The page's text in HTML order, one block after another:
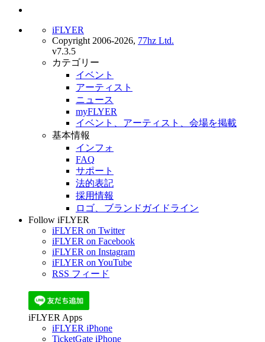
iFLYER
Copyright 2006-2026, 77hz Ltd.
v7.3.5
カテゴリー
イベント
アーティスト
ニュース
myFLYER
イベント、アーティスト、会場を掲載
基本情報
インフォ
FAQ
サポート
法的表記
採用情報
ロゴ、ブランドガイドライン
Follow iFLYER
iFLYER on Twitter
iFLYER on Facebook
iFLYER on Instagram
iFLYER on YouTube
RSS フィード
iFLYER Apps
iFLYER iPhone
TicketGate iPhone